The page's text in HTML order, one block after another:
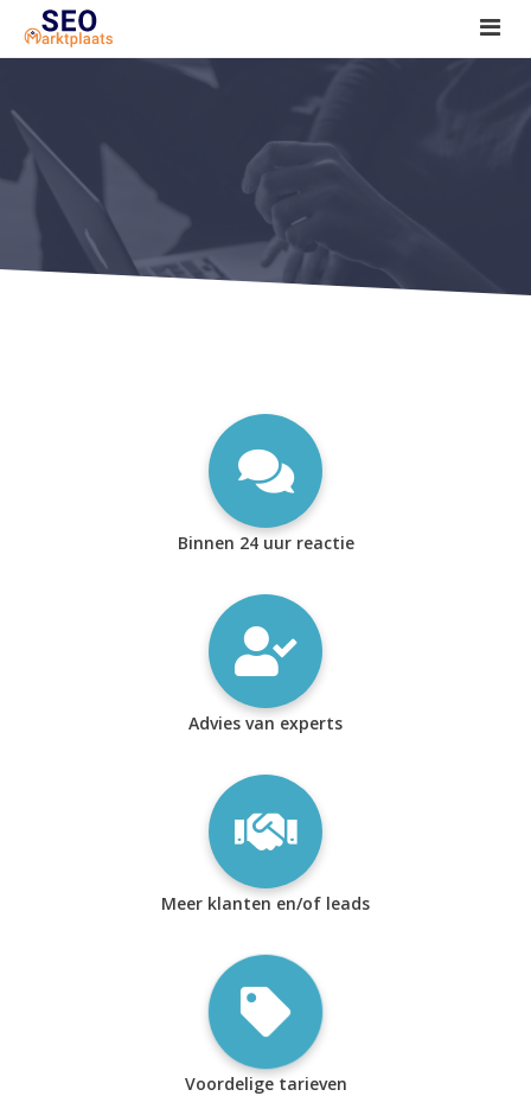
SEO tools reviews
Marketeer bij jou in de buurt?
Offerte
1. Seo voor beginners +
2. Onderzoeken +
Binnen 24 uur reactie
Advies van experts
Meer klanten en/of leads
Voordelige tarieven